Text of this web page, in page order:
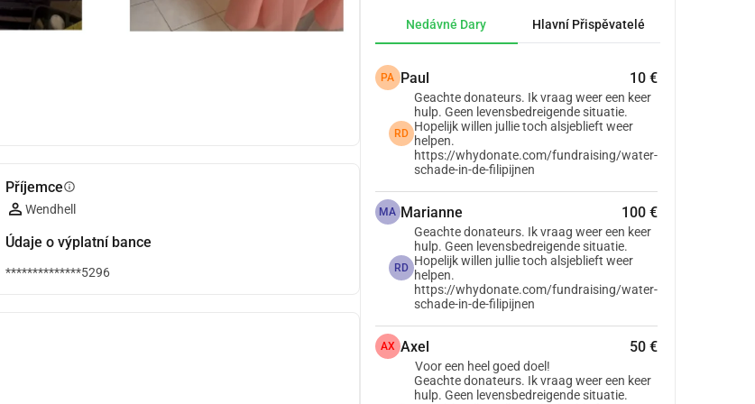
Příjemceinfo
Wendhell
Údaje o výplatní bance
**************5296
Nedávné Dary Hlavní Přispěvatelé
PA Paul 10 €
RD
Geachte donateurs. Ik vraag weer een keer
hulp. Geen levensbedreigende situatie.
Hopelijk willen jullie toch alsjeblieft weer
helpen.
https://whydonate.com/fundraising/water-
schade-in-de-filipijnen
MA Marianne 100 €
RD
Geachte donateurs. Ik vraag weer een keer
hulp. Geen levensbedreigende situatie.
Hopelijk willen jullie toch alsjeblieft weer
helpen.
https://whydonate.com/fundraising/water-
schade-in-de-filipijnen
AX Axel 50 €
Voor een heel goed doel!
Geachte donateurs. Ik vraag weer een keer
hulp. Geen levensbedreigende situatie.